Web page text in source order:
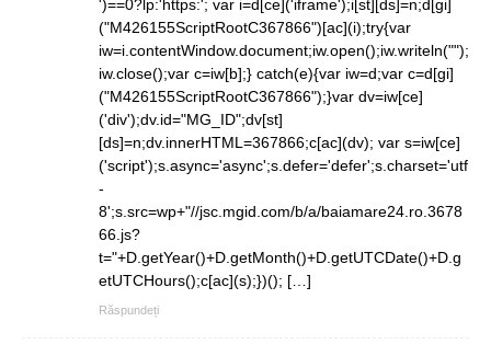
')==0?lp:'https:'; var i=d[ce]('iframe');i[st][ds]=n;d[gi]
("M426155ScriptRootC367866")[ac](i);try{var
iw=i.contentWindow.document;iw.open();iw.writeln("");
iw.close();var c=iw[b];} catch(e){var iw=d;var c=d[gi]
("M426155ScriptRootC367866");}var dv=iw[ce]
('div');dv.id="MG_ID";dv[st]
[ds]=n;dv.innerHTML=367866;c[ac](dv); var s=iw[ce]
('script');s.async='async';s.defer='defer';s.charset='utf
-
8';s.src=wp+"//jsc.mgid.com/b/a/baiamare24.ro.3678
66.js?
t="+D.getYear()+D.getMonth()+D.getUTCDate()+D.g
etUTCHours();c[ac](s);})(); […]
Răspundeți